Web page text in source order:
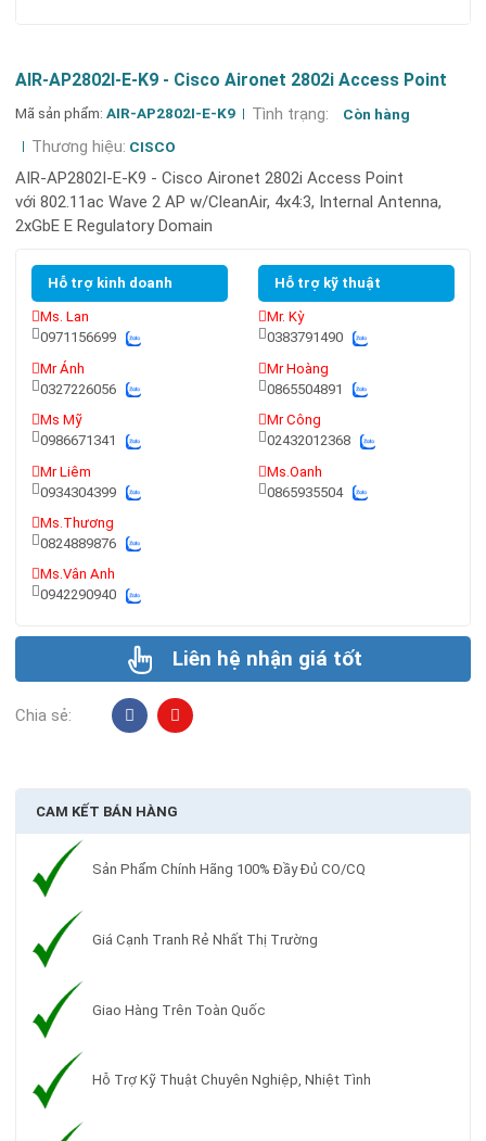
AIR-AP2802I-E-K9 - Cisco Aironet 2802i Access Point
Mã sản phẩm:AIR-AP2802I-E-K9 Tình trạng: Còn hàng
Thương hiệu: CISCO
AIR-AP2802I-E-K9 - Cisco Aironet 2802i Access Point
với 802.11ac Wave 2 AP w/CleanAir, 4x4:3, Internal Antenna,
2xGbE E Regulatory Domain
Hỗ trợ kinh doanh
Ms. Lan
0971156699
Mr Ánh
0327226056
Ms Mỹ
0986671341
Mr Liêm
0934304399
Ms.Thương
0824889876
Ms.Vân Anh
0942290940
Hỗ trợ kỹ thuật
Mr. Kỳ
0383791490
Mr Hoàng
0865504891
Mr Công
02432012368
Ms.Oanh
0865935504
Liên hệ nhận giá tốt
Chia sẻ:
CAM KẾT BÁN HÀNG
Sản Phẩm Chính Hãng 100% Đầy Đủ CO/CQ
Giá Cạnh Tranh Rẻ Nhất Thị Trường
Giao Hàng Trên Toàn Quốc
Hỗ Trợ Kỹ Thuật Chuyên Nghiệp, Nhiệt Tình